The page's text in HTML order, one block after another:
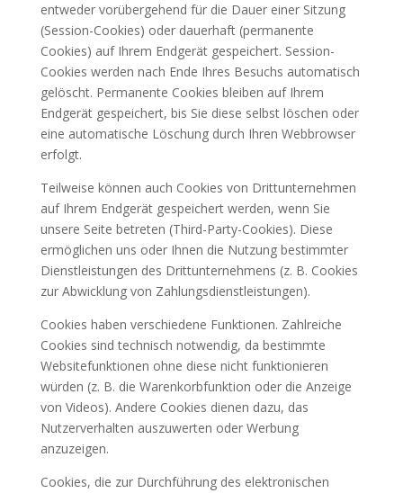
entweder vorübergehend für die Dauer einer Sitzung
(Session-Cookies) oder dauerhaft (permanente
Cookies) auf Ihrem Endgerät gespeichert. Session-
Cookies werden nach Ende Ihres Besuchs automatisch
gelöscht. Permanente Cookies bleiben auf Ihrem
Endgerät gespeichert, bis Sie diese selbst löschen oder
eine automatische Löschung durch Ihren Webbrowser
erfolgt.
Teilweise können auch Cookies von Drittunternehmen
auf Ihrem Endgerät gespeichert werden, wenn Sie
unsere Seite betreten (Third-Party-Cookies). Diese
ermöglichen uns oder Ihnen die Nutzung bestimmter
Dienstleistungen des Drittunternehmens (z. B. Cookies
zur Abwicklung von Zahlungsdienstleistungen).
Cookies haben verschiedene Funktionen. Zahlreiche
Cookies sind technisch notwendig, da bestimmte
Websitefunktionen ohne diese nicht funktionieren
würden (z. B. die Warenkorbfunktion oder die Anzeige
von Videos). Andere Cookies dienen dazu, das
Nutzerverhalten auszuwerten oder Werbung
anzuzeigen.
Cookies, die zur Durchführung des elektronischen